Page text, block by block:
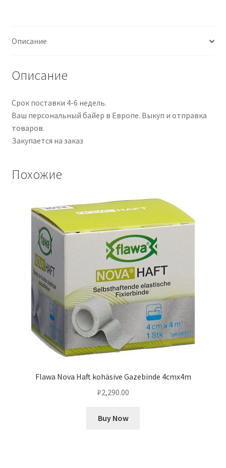
NHR
1
Paar
Описание
Описание
Срок поставки 4-6 недель.
Ваш персональный байер в Европе. Выкуп и отправка
товаров.
Закупается на заказ
Похожие
Flawa Nova Haft kohäsive Gazebinde 4cmx4m
₽2,290.00
Buy Now